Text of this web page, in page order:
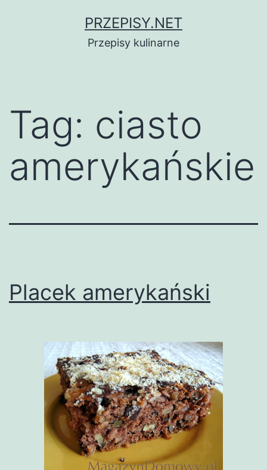
PRZEPISY.NET
Przepisy kulinarne
Tag: ciasto
amerykańskie
Placek amerykański